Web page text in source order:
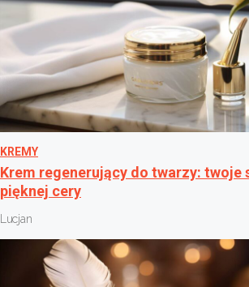
KREMY
Krem regenerujący do twarzy: twoje
pięknej cery
Lucjan